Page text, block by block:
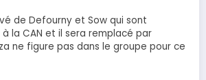
de Defourny et Sow qui sont
à la CAN et il sera remplacé par
ne figure pas dans le groupe pour ce